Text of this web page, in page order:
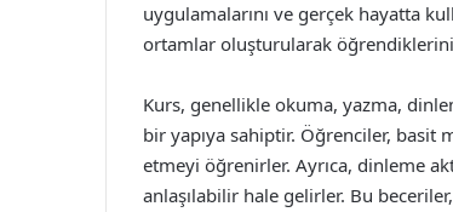
uygulamalarını ve gerçek hayatta
ortamlar oluşturularak
Kurs, genellikle okuma, yazma,
bir yapıya sahiptir. Öğrenciler, basit
etmeyi öğrenirler. Ayrıca, dinleme
anlaşılabilir hale gelirler. Bu